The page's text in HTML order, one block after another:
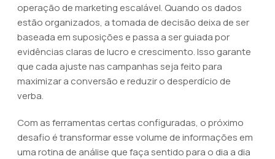
operação de marketing escalável. Quando os dados
estão organizados, a tomada de decisão deixa de ser
baseada em suposições e passa a ser guiada por
evidências claras de lucro e crescimento. Isso garante
que cada ajuste nas campanhas seja feito para
maximizar a conversão e reduzir o desperdício de
verba.
Com as ferramentas certas configuradas, o próximo
desafio é transformar esse volume de informações em
uma rotina de análise que faça sentido para o dia a dia